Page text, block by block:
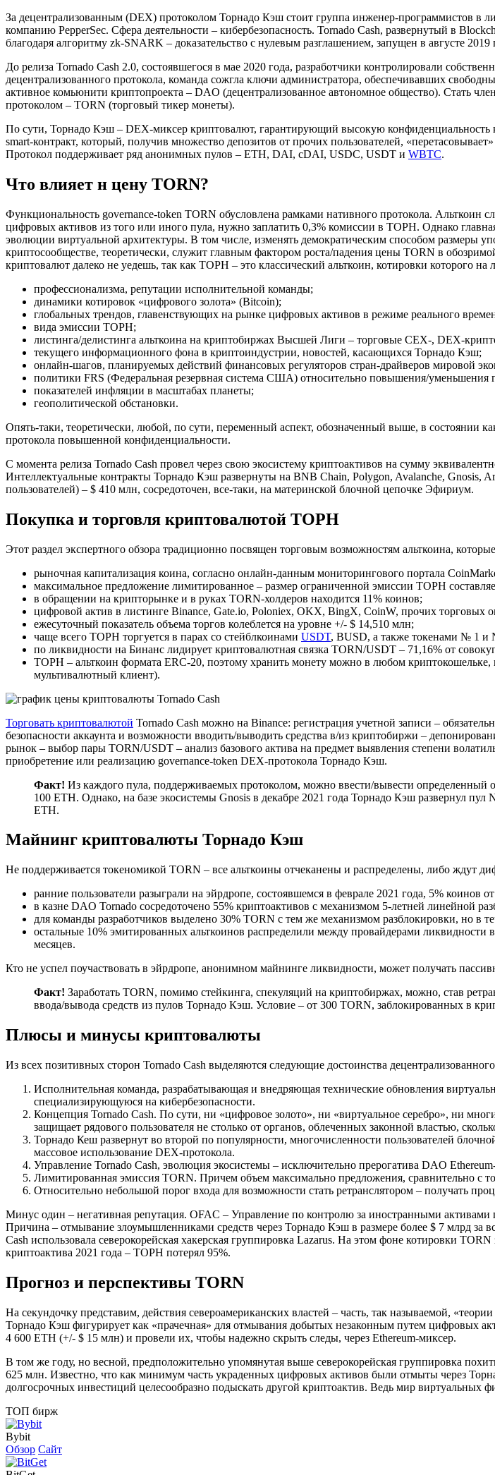
За децентрализованным (DEX) протоколом Торнадо Кэш стоит группа инженер-программистов в
компанию PepperSec. Сфера деятельности – кибербезопасность. Tornado Cash, развернутый в
благодаря алгоритму zk-SNARK – доказательство с нулевым разглашением, запущен в августе 2019
До релиза Tornado Cash 2.0, состоявшегося в мае 2020 года, разработчики контролировали
децентрализованного протокола, команда сожгла ключи администратора, обеспечивавших
активное комьюнити криптопроекта – DAO (децентрализованное автономное общество). Стать
протоколом – TORN (торговый тикер монеты).
По сути, Торнадо Кэш – DEX-миксер криптовалют, гарантирующий высокую конфиденциальность
smart-контракт, который, получив множество депозитов от прочих пользователей,
Протокол поддерживает ряд анонимных пулов – ETH, DAI, cDAI, USDC, USDT и WBTC.
Что влияет н цену TORN?
Функциональность governance-token TORN обусловлена рамками нативного протокола.
цифровых активов из того или иного пула, нужно заплатить 0,3% комиссии в ТОРН. Однако
эволюции виртуальной архитектуры. В том числе, изменять демократическим способом размеры
криптосообществе, теоретически, служит главным фактором роста/падения цены TORN в
криптовалют далеко не уедешь, так как ТОРН – это классический альткоин, котировки которого на
профессионализма, репутации исполнительной команды;
динамики котировок «цифрового золота» (Bitcoin);
глобальных трендов, главенствующих на рынке цифровых активов в режиме реального
вида эмиссии ТОРН;
листинга/делистинга альткоина на криптобиржах Высшей Лиги – торговые CEX-, DEX-
текущего информационного фона в криптоиндустрии, новостей, касающихся Торнадо Кэш;
онлайн-шагов, планируемых действий финансовых регуляторов стран-драйверов мировой
политики FRS (Федеральная резервная система США) относительно повышения/уменьшения
показателей инфляции в масштабах планеты;
геополитической обстановки.
Опять-таки, теоретически, любой, по сути, переменный аспект, обозначенный выше, в
протокола повышенной конфиденциальности.
С момента релиза Tornado Cash провел через свою экосистему криптоактивов на сумму
Интеллектуальные контракты Торнадо Кэш развернуты на BNB Chain, Polygon, Avalanche, Gnosis,
пользователей) – $ 410 млн, сосредоточен, все-таки, на материнской блочной цепочке Эфириум.
Покупка и торговля криптовалютой ТОРН
Этот раздел экспертного обзора традиционно посвящен торговым возможностям альткоина,
рыночная капитализация коина, согласно онлайн-данным мониторингового портала
максимальное предложение лимитированное – размер ограниченной эмиссии ТОРН
в обращении на крипторынке и в руках TORN-холдеров находится 11% коинов;
цифровой актив в листинге Binance, Gate.io, Poloniex, OKX, BingX, CoinW, прочих торговых
ежесуточный показатель объема торгов колеблется на уровне +/- $ 14,510 млн;
чаще всего ТОРН торгуется в парах со стейблкоинами USDT, BUSD, а также токенами № 1
по ликвидности на Бинанс лидирует криптовалютная связка TORN/USDT – 71,16% от
ТОРН – альткоин формата ERC-20, поэтому хранить монету можно в любом
мультивалютный клиент).
Торговать криптовалютой Tornado Cash можно на Binance: регистрация учетной записи –
безопасности аккаунта и возможности вводить/выводить средства в/из криптобиржи –
рынок – выбор пары TORN/USDT – анализ базового актива на предмет выявления степени
приобретение или реализацию governance-token DEX-протокола Торнадо Кэш.
Факт! Из каждого пула, поддерживаемых протоколом, можно ввести/вывести
100 ETH. Однако, на базе экосистемы Gnosis в декабре 2021 года Торнадо Кэш развернул
ETH.
Майнинг криптовалюты Торнадо Кэш
Не поддерживается токеномикой TORN – все альткоины отчеканены и распределены, либо ждут
ранние пользователи разыграли на эйрдропе, состоявшемся в феврале 2021 года, 5% коинов
в казне DAO Tornado сосредоточено 55% криптоактивов с механизмом 5-летней линейной
для команды разработчиков выделено 30% TORN с тем же механизмом разблокировки, но в
остальные 10% эмитированных альткоинов распределили между провайдерами
месяцев.
Кто не успел поучаствовать в эйрдропе, анонимном майнинге ликвидности, может получать
Факт! Заработать TORN, помимо стейкинга, спекуляций на криптобиржах, можно, став
ввода/вывода средств из пулов Торнадо Кэш. Условие – от 300 TORN, заблокированных в
Плюсы и минусы криптовалюты
Из всех позитивных сторон Tornado Cash выделяются следующие достоинства
Исполнительная команда, разрабатывающая и внедряющая технические обновления
специализирующуюся на кибербезопасности.
Концепция Tornado Cash. По сути, ни «цифровое золото», ни «виртуальное серебро», ни
защищает рядового пользователя не столько от органов, облеченных законной властью,
Торнадо Кеш развернут во второй по популярности, многочисленности пользователей
массовое использование DEX-протокола.
Управление Tornado Cash, эволюция экосистемы – исключительно прерогатива DAO
Лимитированная эмиссия TORN. Причем объем максимально предложения, сравнительно с
Относительно небольшой порог входа для возможности стать ретранслятором – получать
Минус один – негативная репутация. OFAC – Управление по контролю за иностранными
Причина – отмывание злоумышленниками средств через Торнадо Кэш в размере более $ 7 млрд
Cash использовала северокорейская хакерская группировка Lazarus. На этом фоне котировки
криптоактива 2021 года – ТОРН потерял 95%.
Прогноз и перспективы TORN
На секундочку представим, действия североамериканских властей – часть, так называемой,
Торнадо Кэш фигурирует как «прачечная» для отмывания добытых незаконным путем цифровых
4 600 ETH (+/- $ 15 млн) и провели их, чтобы надежно скрыть следы, через Ethereum-миксер.
В том же году, но весной, предположительно упомянутая выше северокорейская группировка
625 млн. Известно, что как минимум часть украденных цифровых активов были отмыты через
долгосрочных инвестиций целесообразно подыскать другой криптоактив. Ведь мир
ТОП бирж
Bybit
Обзор Сайт